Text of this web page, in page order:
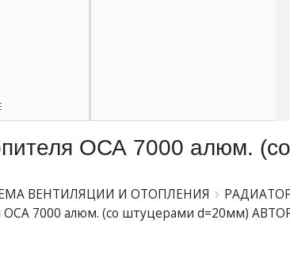
ОСА 7000 алюм.
ВЕНТИЛЯЦИИ И ОТОПЛЕНИЯ
ОСА 7000 алюм. (со штуцерами d=20мм)